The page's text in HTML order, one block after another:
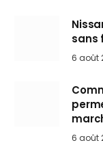
sans
6 août
6 août